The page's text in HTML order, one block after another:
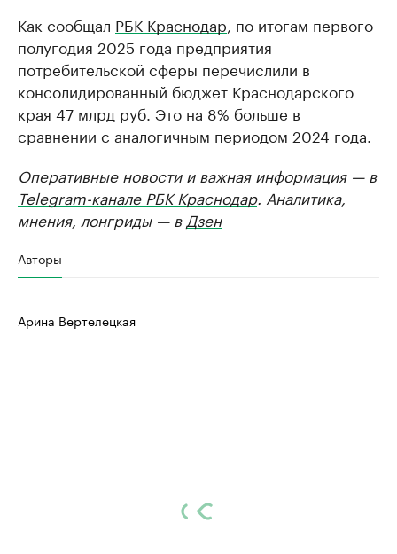
Как сообщал РБК Краснодар , по итогам первого
полугодия 2025 года предприятия
потребительской сферы перечислили в
консолидированный бюджет Краснодарского
края 47 млрд руб. Это на 8% больше в
сравнении с аналогичным периодом 2024 года.
Оперативные новости и важная информация — в
Telegram-канале РБК Краснодар. Аналитика,
мнения, лонгриды — в Дзен
Авторы
Арина Вертелецкая